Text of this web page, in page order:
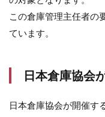
この倉庫管理主任者の
ています。
日本倉庫協会
日本倉庫協会が開催す